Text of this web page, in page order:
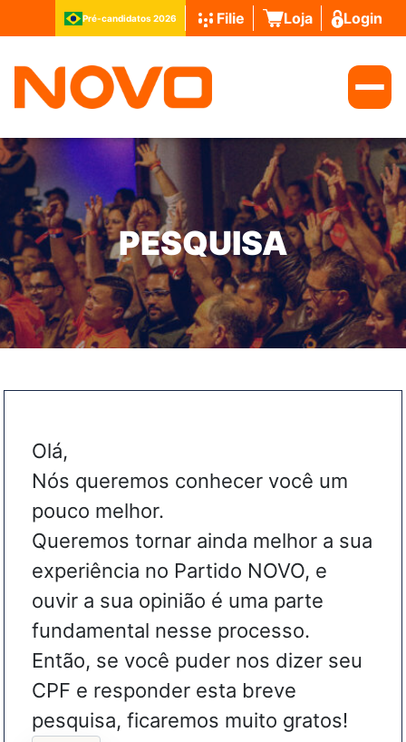
Pré-candidatos 2026 Filie Loja Login
PESQUISA
Olá,
Nós queremos conhecer você um
pouco melhor.
Queremos tornar ainda melhor a sua
experiência no Partido NOVO, e
ouvir a sua opinião é uma parte
fundamental nesse processo.
Então, se você puder nos dizer seu
CPF e responder esta breve
pesquisa, ficaremos muito gratos!